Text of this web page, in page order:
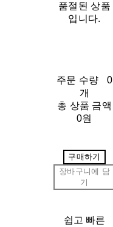
품절된 상품
입니다.
주문 수량
0
개
총 상품 금액
0원
구매하기
장바구니에 담
기
쉽고 빠른